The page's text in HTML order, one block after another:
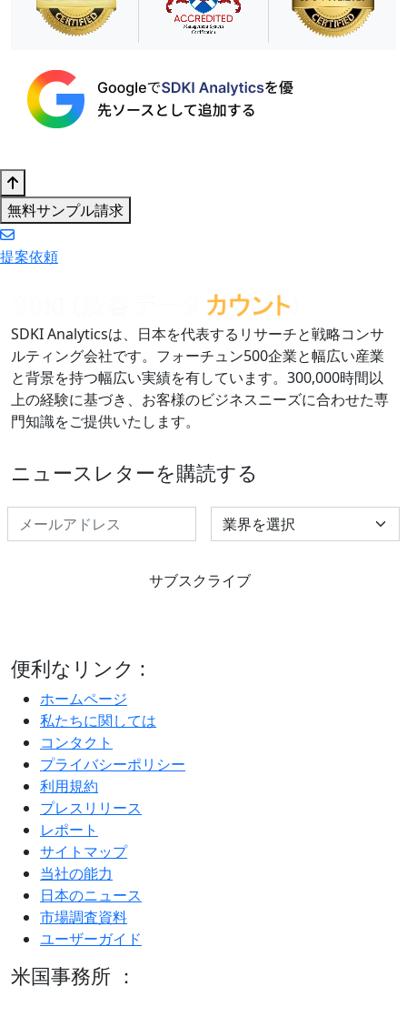
無料サンプル請求
提案依頼
SDKI Analyticsは、日本を代表するリサーチと戦略コンサ
ルティング会社です。フォーチュン500企業と幅広い産業
と背景を持つ幅広い実績を有しています。300,000時間以
上の経験に基づき、お客様のビジネスニーズに合わせた専
門知識をご提供いたします。
ニュースレターを購読する
Select Industry
サブスクライブ
便利なリンク :
ホームページ
私たちに関しては
コンタクト
プライバシーポリシー
利用規約
プレスリリース
レポート
サイトマップ
当社の能力
日本のニュース
市場調査資料
ユーザーガイド
米国事務所 ：